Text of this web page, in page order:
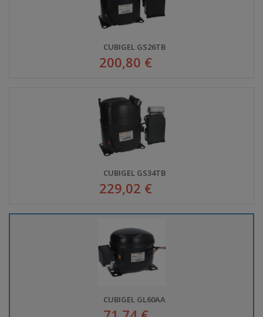
CUBIGEL GS26TB
200,80 €
CUBIGEL GS34TB
229,02 €
CUBIGEL GL60AA